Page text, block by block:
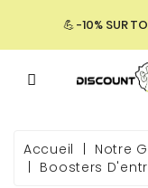
💪 -10% SUR
Accueil Notre
Boosters